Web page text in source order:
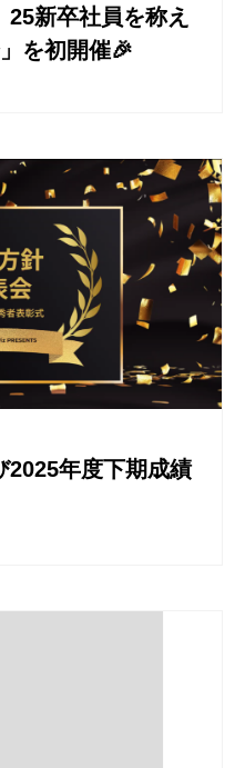
25新卒社員を称え
を初開催🎉
2025年度下期成績